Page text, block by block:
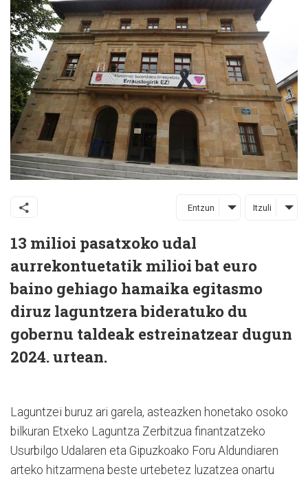
Entzun Itzuli
13 milioi pasatxoko udal
aurrekontuetatik milioi bat euro
baino gehiago hamaika egitasmo
diruz laguntzera bideratuko du
gobernu taldeak estreinatzear dugun
2024. urtean.
Laguntzei buruz ari garela, asteazken honetako osoko
bilkuran Etxeko Laguntza Zerbitzua finantzatzeko
Usurbilgo Udalaren eta Gipuzkoako Foru Aldundiaren
arteko hitzarmena beste urtebetez luzatzea onartu